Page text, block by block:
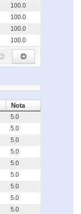
100.0
100.0
100.0
100.0
Nota
5.0
5.0
5.0
5.0
5.0
5.0
5.0
5.0
5.0